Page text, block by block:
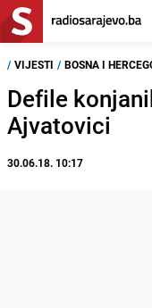
/ VIJESTI / BOSNA I
Defile
Ajvatovici
30.06.18. 10:17